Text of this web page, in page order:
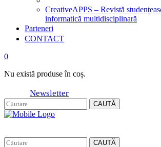
CreativeAPPS – Revistă
informatică multidisciplinară
Parteneri
CONTACT
0
Nu există produse în coș.
Newsletter
CAUTĂ
CAUTĂ